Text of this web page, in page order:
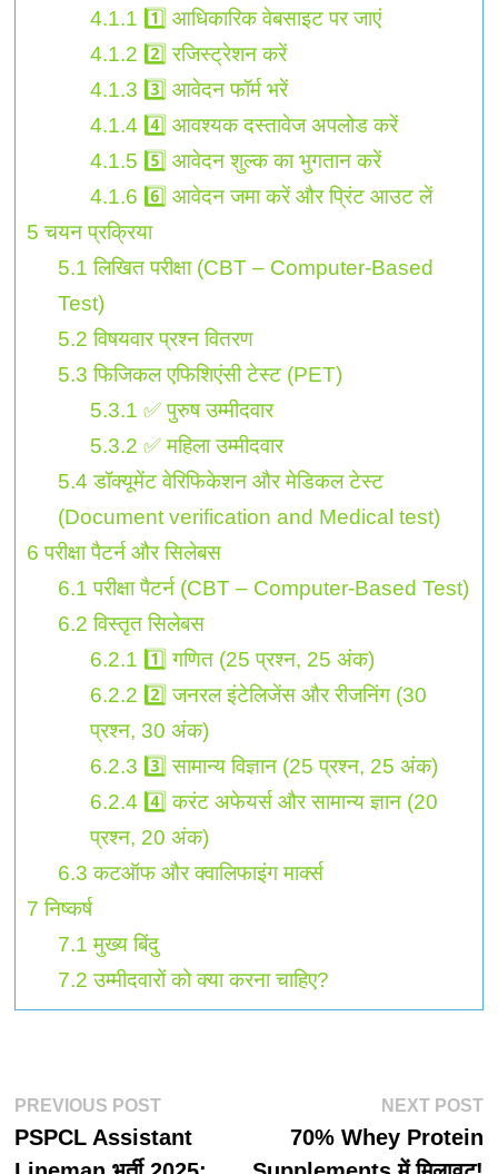
4.1.1 1️⃣ आधिकारिक वेबसाइट पर जाएं
4.1.2 2️⃣ रजिस्ट्रेशन करें
4.1.3 3️⃣ आवेदन फॉर्म भरें
4.1.4 4️⃣ आवश्यक दस्तावेज अपलोड करें
4.1.5 5️⃣ आवेदन शुल्क का भुगतान करें
4.1.6 6️⃣ आवेदन जमा करें और प्रिंट आउट लें
5 चयन प्रक्रिया
5.1 लिखित परीक्षा (CBT – Computer-Based
Test)
5.2 विषयवार प्रश्न वितरण
5.3 फिजिकल एफिशिएंसी टेस्ट (PET)
5.3.1 ✅ पुरुष उम्मीदवार
5.3.2 ✅ महिला उम्मीदवार
5.4 डॉक्यूमेंट वेरिफिकेशन और मेडिकल टेस्ट
(Document verification and Medical test)
6 परीक्षा पैटर्न और सिलेबस
6.1 परीक्षा पैटर्न (CBT – Computer-Based Test)
6.2 विस्तृत सिलेबस
6.2.1 1️⃣ गणित (25 प्रश्न, 25 अंक)
6.2.2 2️⃣ जनरल इंटेलिजेंस और रीजनिंग (30
प्रश्न, 30 अंक)
6.2.3 3️⃣ सामान्य विज्ञान (25 प्रश्न, 25 अंक)
6.2.4 4️⃣ करंट अफेयर्स और सामान्य ज्ञान (20
प्रश्न, 20 अंक)
6.3 कटऑफ और क्वालिफाइंग मार्क्स
7 निष्कर्ष
7.1 मुख्य बिंदु
7.2 उम्मीदवारों को क्या करना चाहिए?
पोस्ट
नेविगेशन
PREVIOUS POSTPrevious
post:
PSPCL Assistant
NEXT POST
70% Whey Protein